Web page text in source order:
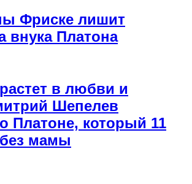
Фриске лишит
внука Платона
в любви и
Шепелев
Платоне, который 11
мамы